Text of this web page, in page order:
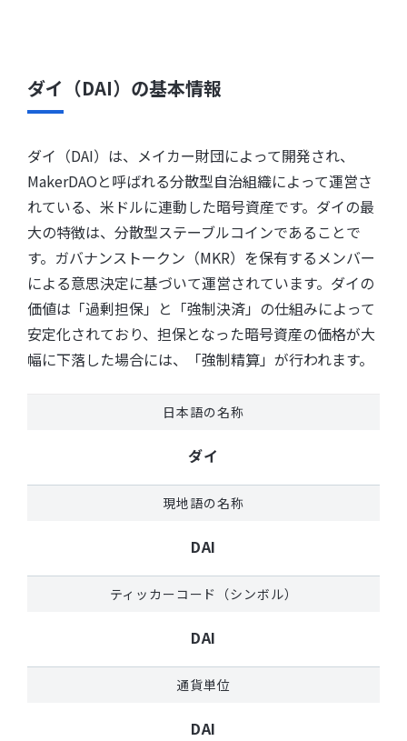
ダイ（DAI）の基本情報
ダイ（DAI）は、メイカー財団によって開発され、
MakerDAOと呼ばれる分散型自治組織によって運営さ
れている、米ドルに連動した暗号資産です。ダイの最
大の特徴は、分散型ステーブルコインであることで
す。ガバナンストークン（MKR）を保有するメンバー
による意思決定に基づいて運営されています。ダイの
価値は「過剰担保」と「強制決済」の仕組みによって
安定化されており、担保となった暗号資産の価格が大
幅に下落した場合には、「強制精算」が行われます。
日本語の名称
ダイ
現地語の名称
DAI
ティッカーコード（シンボル）
DAI
通貨単位
DAI